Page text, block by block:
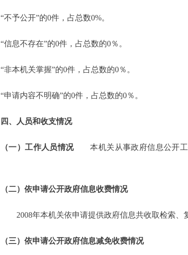
“不予公开”的0件，占总数0%。
“信息不存在”的0件，占总数的0％。
“非本机关掌握”的0件，占总数的0％。
“申请内容不明确”的0件，占总数的0％。
四、人员和收支情况
（一）工作人员情况本机关从事政府信息公开工作
（二）依申请公开政府信息收费情况
2008年本机关依申请提供政府信息共收取检索、
（三）依申请公开政府信息减免收费情况